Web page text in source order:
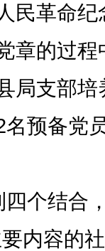
民革命纪
章的过程
局支部培
名预备党
四个结合 ，
内容的